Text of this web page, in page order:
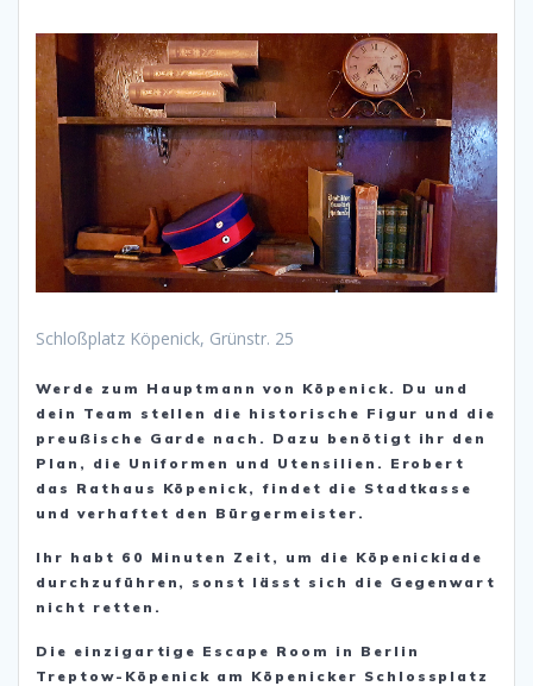
Schloßplatz Köpenick, Grünstr. 25
Werde zum Hauptmann von Köpenick. Du und
dein Team stellen die historische Figur und die
preußische Garde nach. Dazu benötigt ihr den
Plan, die Uniformen und Utensilien. Erobert
das Rathaus Köpenick, findet die Stadtkasse
und verhaftet den Bürgermeister.
Ihr habt 60 Minuten Zeit, um die Köpenickiade
durchzuführen, sonst lässt sich die Gegenwart
nicht retten.
Die einzigartige Escape Room in Berlin
Treptow-Köpenick am Köpenicker Schlossplatz